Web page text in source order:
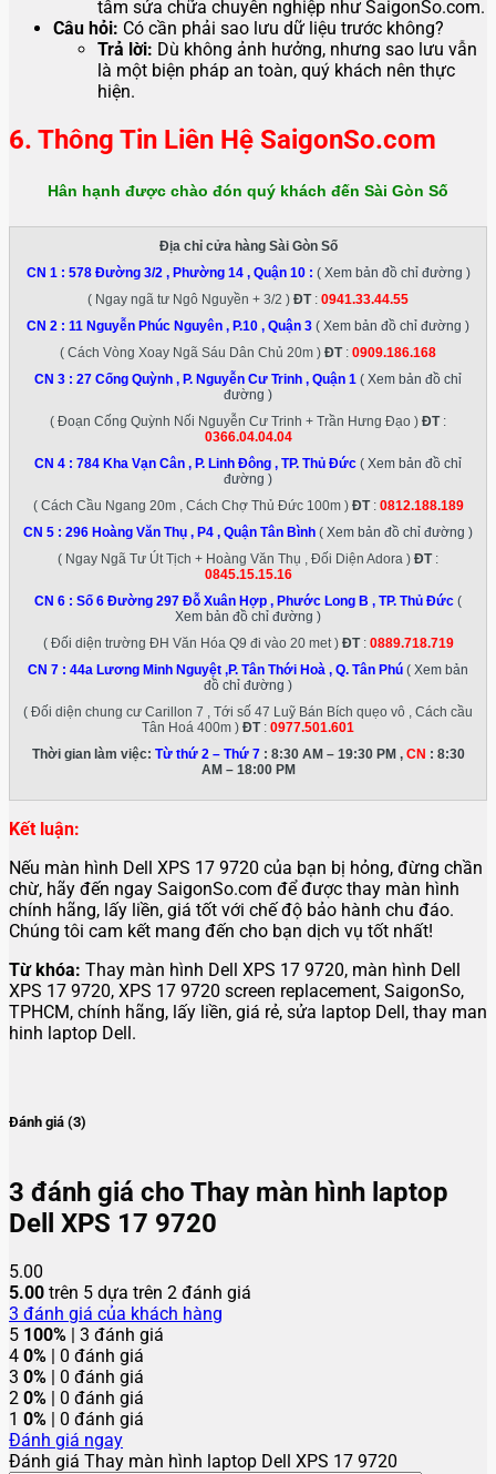
tâm sửa chữa chuyên nghiệp như SaigonSo.com.
Câu hỏi: Có cần phải sao lưu dữ liệu trước không?
Trả lời: Dù không ảnh hưởng, nhưng sao lưu vẫn
là một biện pháp an toàn, quý khách nên thực
hiện.
6. Thông Tin Liên Hệ SaigonSo.com
Hân hạnh được chào đón quý khách đến Sài Gòn Số
Địa chỉ cửa hàng Sài Gòn Số
CN 1 : 578 Đường 3/2 , Phường 14 , Quận 10: ( Xem bản đồ chỉ đường )
( Ngay ngã tư Ngô Nguyền + 3/2 ) ĐT: 0941.33.44.55
CN 2 : 11 Nguyễn Phúc Nguyên , P.10 , Quận 3 ( Xem bản đồ chỉ đường )
( Cách Vòng Xoay Ngã Sáu Dân Chủ 20m ) ĐT: 0909.186.168
CN 3 : 27 Cống Quỳnh , P. Nguyễn Cư Trinh , Quận 1 ( Xem bản đồ chỉ
đường )
( Đoạn Cống Quỳnh Nối Nguyễn Cư Trinh + Trần Hưng Đạo ) ĐT:
0366.04.04.04
CN 4 : 784 Kha Vạn Cân , P. Linh Đông , TP. Thủ Đức ( Xem bản đồ chỉ
đường )
( Cách Cầu Ngang 20m , Cách Chợ Thủ Đức 100m ) ĐT: 0812.188.189
CN 5 : 296 Hoàng Văn Thụ , P4 , Quận Tân Bình ( Xem bản đồ chỉ đường )
( Ngay Ngã Tư Út Tịch + Hoàng Văn Thụ , Đối Diện Adora ) ĐT:
0845.15.15.16
CN 6 : Số 6 Đường 297 Đỗ Xuân Hợp , Phước Long B , TP. Thủ Đức (
Xem bản đồ chỉ đường )
( Đối diện trường ĐH Văn Hóa Q9 đi vào 20 met ) ĐT: 0889.718.719
CN 7 : 44a Lương Minh Nguyệt ,P. Tân Thới Hoà , Q. Tân Phú ( Xem bản
đồ chỉ đường )
( Đối diện chung cư Carillon 7 , Tới số 47 Luỹ Bán Bích quẹo vô , Cách cầu
Tân Hoá 400m ) ĐT: 0977.501.601
Thời gian làm việc: Từ thứ 2 – Thứ 7: 8:30 AM – 19:30 PM , CN : 8:30
AM – 18:00 PM
Kết luận:
Nếu màn hình Dell XPS 17 9720 của bạn bị hỏng, đừng chần
chừ, hãy đến ngay SaigonSo.com để được thay màn hình
chính hãng, lấy liền, giá tốt với chế độ bảo hành chu đáo.
Chúng tôi cam kết mang đến cho bạn dịch vụ tốt nhất!
Từ khóa: Thay màn hình Dell XPS 17 9720, màn hình Dell
XPS 17 9720, XPS 17 9720 screen replacement, SaigonSo,
TPHCM, chính hãng, lấy liền, giá rẻ, sửa laptop Dell, thay man
hinh laptop Dell.
Đánh giá (3)
3 đánh giá cho Thay màn hình laptop
Dell XPS 17 9720
5.00
5.00 trên 5 dựa trên 2 đánh giá
3 đánh giá của khách hàng
5 100% | 3 đánh giá
4 0% | 0 đánh giá
3 0% | 0 đánh giá
2 0% | 0 đánh giá
1 0% | 0 đánh giá
Đánh giá ngay
Đánh giá Thay màn hình laptop Dell XPS 17 9720